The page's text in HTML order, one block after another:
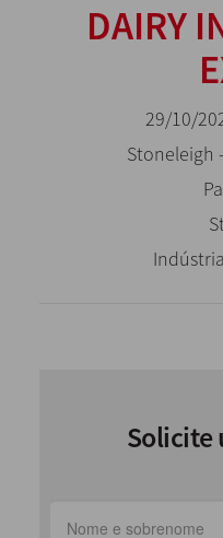
DAIRY
29/10/
Stoneleigh
Solicite